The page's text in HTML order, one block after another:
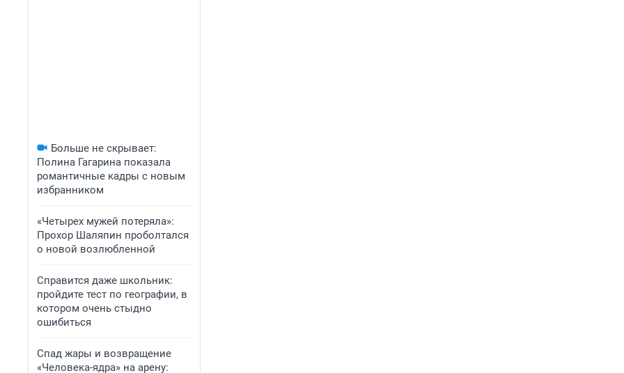
Больше не скрывает:
Полина Гагарина показала
романтичные кадры с новым
избранником
«Четырех мужей потеряла»:
Прохор Шаляпин проболтался
о новой возлюбленной
Справится даже школьник:
пройдите тест по географии, в
котором очень стыдно
ошибиться
Спад жары и возвращение
«Человека-ядра» на арену: